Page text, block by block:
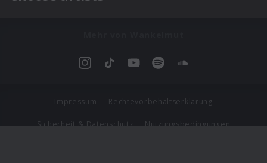
Impressum Rechtevorbehaltserklärung
Sicherheit & Datenschutz Nutzungsbedingungen